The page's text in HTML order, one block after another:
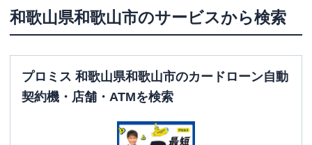
和歌山県和歌山市のサービスから検索
プロミス 和歌山県和歌山市のカードローン自動
契約機・店舗・ATMを検索